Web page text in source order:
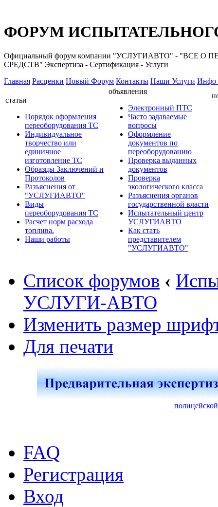
ФОРУМ
Официальный форум компании "УСЛУГИАВТО" -
СРЕДСТВ" Экспертиза - Сертификация - Услуги
Главная Расценки Новый Форум Контакты Наши Услуги Инфо
статьи
Порядок оформления
переоборудования ТС
Индивидуальное
творчество или
единичное
изготовление ТС
Образцы Заключений и
Протоколов
Разъяснения от
"УСЛУГИАВТО"
Виды
переоборудования ТС
Расчет норм расхода
топлива.
Наши работы
объявления
Электронный ПТС
Часто задаваемые
вопросы
Оформление
документов по
переоборудованию
Проверка выданных
документов
Проверка
экологического класса
Разъяснения органов
государственной власти
Испытательный центр
УСЛУГИАВТО
Как стать
представителем
"УСЛУГИАВТО"
Список форумов ‹
УСЛУГИ-АВТО
Изменить размер
Для печати
FAQ
Регистрация
Вход